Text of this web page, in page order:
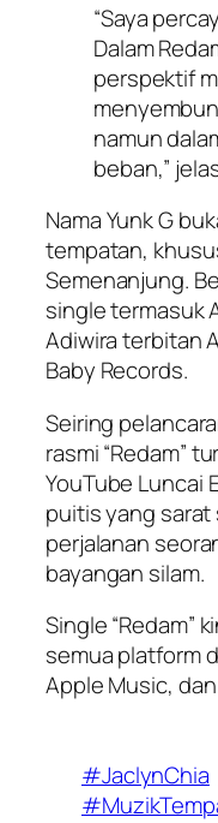
“Saya
Dalam
perspektif
namun
beban,”
Nama Yunk G
tempatan,
Semenanjung.
single termasuk
Adiwira terbitan
Baby Records.
Seiring
rasmi“Redam”
YouTube Luncai
puitis yang sarat
perjalanan
bayangan silam.
Single“Redam”
semua platform
Apple Music,
#JaclynChia